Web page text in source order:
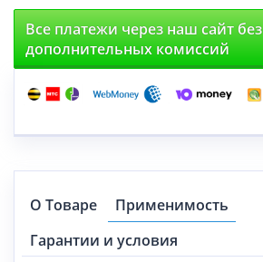
Все платежи через наш сайт без
дополнительных комиссий
О Товаре
Применимость
Гарантии и условия